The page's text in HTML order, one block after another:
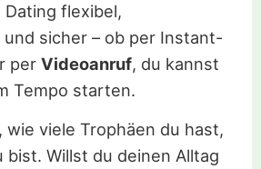
flexibel,
sicher – ob per Instant-
per Videoanruf, du kannst
Tempo starten.
wie viele Trophäen du hast,
bist. Willst du deinen Alltag